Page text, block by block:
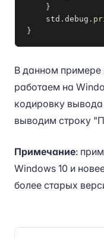
}
    std
. debug .
}
В данном
работаем на
кодировку
выводим строку
Примечание:
Windows 10 и
более старых